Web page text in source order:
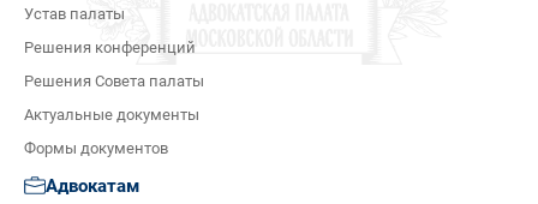
Устав палаты
Решения конференций
Решения Совета палаты
Актуальные документы
Формы документов
Адвокатам